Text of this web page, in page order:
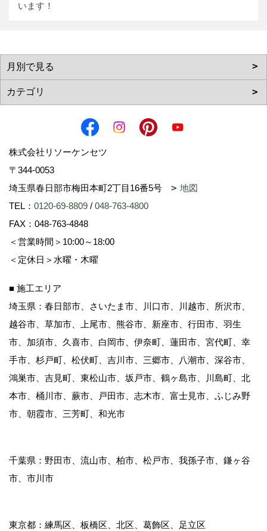
います！
株式会社リソーケンセツ
〒344-0053
埼玉県春日部市梅田本町2丁目16番5号
地図
TEL： 0120-69-8809 / 048-763-4800
FAX：048-763-4848
＜営業時間＞10:00～18:00
＜定休日＞水曜・木曜
■ 施工エリア
埼玉県：春日部市、さいたま市、川口市、川越市、所沢市、
越谷市、草加市、上尾市、熊谷市、新座市、行田市、羽生
市、加須市、久喜市、白岡市、伊奈町、蓮田市、宮代町、幸
手市、杉戸町、松伏町、吉川市、三郷市、八潮市、深谷市、
鴻巣市、吉見町、東松山市、坂戸市、鶴ヶ島市、川島町、北
本市、桶川市、蕨市、戸田市、志木市、富士見市、ふじみ野
市、朝霞市、三芳町、和光市
千葉県：野田市、流山市、柏市、松戸市、我孫子市、鎌ヶ谷
市、市川市
東京都：練馬区、板橋区、北区、葛飾区、足立区